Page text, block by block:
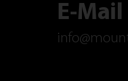
E-Mail